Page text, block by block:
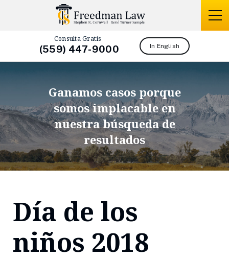
Consulta Gratis
(559) 447-9000 In English
Ganamos casos porque
somosimplacable en
nuestra búsqueda de
resultados
Día de los
niños 2018